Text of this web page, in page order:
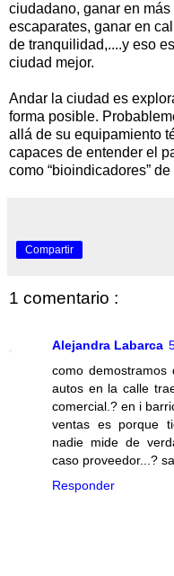
ciudadano, ganar en
escaparates, ganar en
de tranquilidad,....y eso
ciudad mejor.
Andar la ciudad es
forma posible.
allá de su equipamiento
capaces de entender el
como “bioindicadores”
Compartir
1 comentario :
Alejandra Labarca
como demostramos
autos en la calle
comercial.? en i
ventas es porque
nadie mide de
caso proveedor...?
Responder